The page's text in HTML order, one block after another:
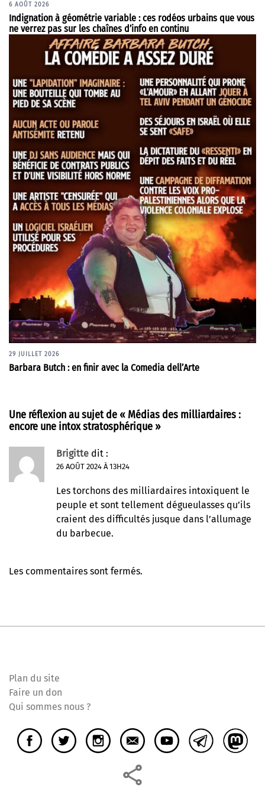
6 AOÛT 2026
Indignation à géométrie variable : ces rodéos urbains que vous
ne verrez pas sur les chaînes d’info en continu
29 JUILLET 2026
Barbara Butch : en finir avec la Comedia dell’Arte
Une réflexion au sujet de « Médias des milliardaires :
encore une intox stratosphérique »
Brigitte dit :
26 AOÛT 2024 À 13H24
Les torchons des milliardaires intoxiquent le
peuple et sont tellement dégueulasses qu’ils
craient des difficultés jusque dans l’allumage
du barbecue.
Les commentaires sont fermés.
Plan du site
Faire un don
Qui sommes nous ?